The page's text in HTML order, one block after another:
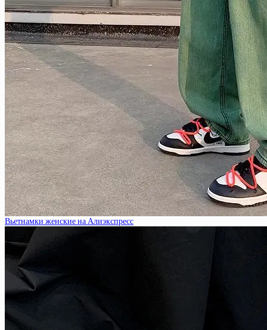
Вьетнамки женские на Алиэкспресс